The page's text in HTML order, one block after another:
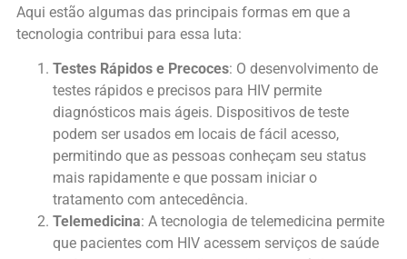
Aqui estão algumas das principais formas em que a
tecnologia contribui para essa luta:
Testes Rápidos e Precoces: O desenvolvimento de
testes rápidos e precisos para HIV permite
diagnósticos mais ágeis. Dispositivos de teste
podem ser usados em locais de fácil acesso,
permitindo que as pessoas conheçam seu status
mais rapidamente e que possam iniciar o
tratamento com antecedência.
Telemedicina: A tecnologia de telemedicina permite
que pacientes com HIV acessem serviços de saúde